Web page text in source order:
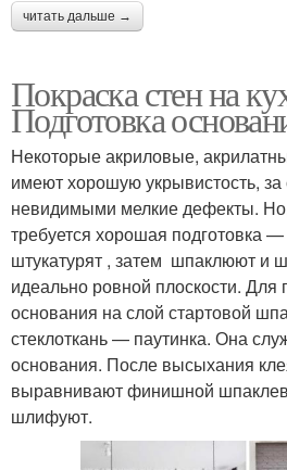
читать дальше →
Покраска стен на
Подготовка
Некоторые акриловые,
имеют хорошую укрывистость, за
невидимыми мелкие дефекты.
требуется хорошая подготовка
штукатурят , затем шпаклюют и
идеально ровной плоскости. Для
основания на слой стартовой
стеклоткань — паутинка. Она
основания. После высыхания
выравнивают финишной
шлифуют.